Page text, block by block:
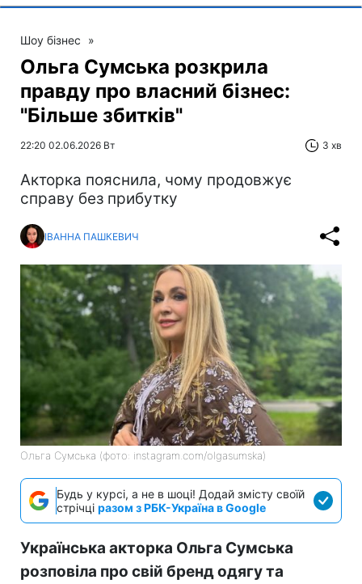
Шоу бізнес »
Ольга Сумська розкрила
правду про власний бізнес:
"Більше збитків"
22:20 02.06.2026 Вт 3 хв
Акторка пояснила, чому продовжує
справу без прибутку
ІВАННА ПАШКЕВИЧ
Ольга Сумська (фото: instagram.com/olgasumska)
Будь у курсі, а не в шоці! Додай змісту своїй
стрічці разом з РБК-Україна в Google
Українська акторка Ольга Сумська
розповіла про свій бренд одягу та